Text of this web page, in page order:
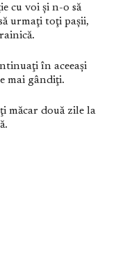
cu voi şi n-o să
urmaţi toţi paşii,
în aceeaşi
mai gândiţi.
măcar două zile la